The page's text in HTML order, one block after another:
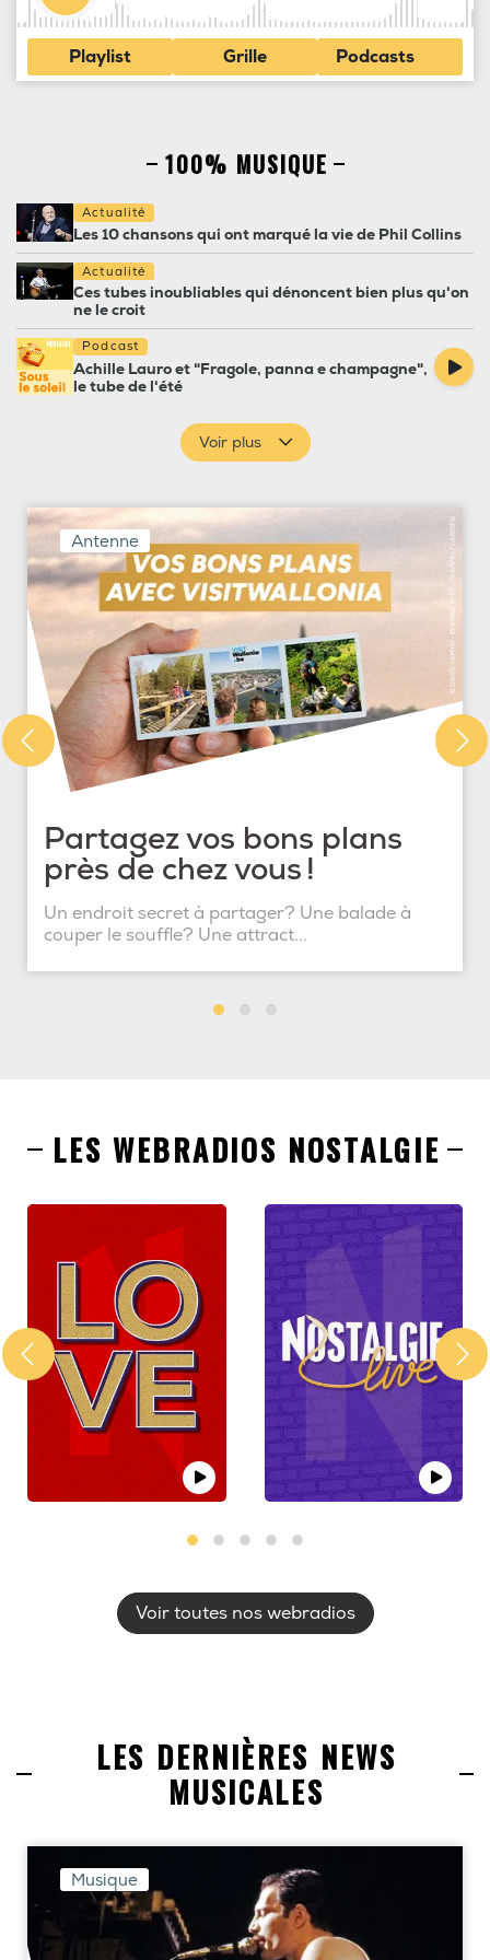
Playlist Grille Podcasts
100% MUSIQUE
Actualité
Les 10 chansons qui ont marqué la vie de Phil Collins
Actualité
Ces tubes inoubliables qui dénoncent bien plus qu'on
ne le croit
Podcast
Achille Lauro et "Fragole, panna e champagne",
le tube de l'été
Voir plus
Antenne
Partagez vos bons plans
près de chez vous !
Un endroit secret à partager? Une balade à
couper le souffle? Une attract...
LES WEBRADIOS NOSTALGIE
Voir toutes nos webradios
LES DERNIÈRES NEWS
MUSICALES
Musique